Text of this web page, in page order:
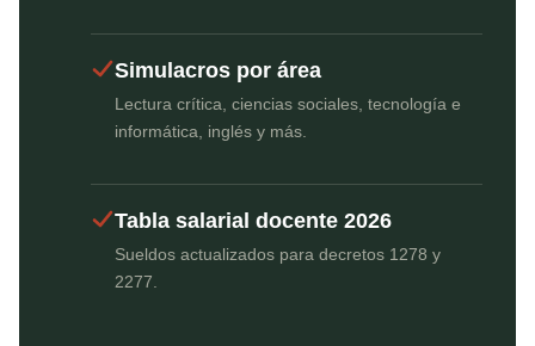
Simulacros por área
Lectura crítica, ciencias sociales, tecnología e
informática, inglés y más.
Tabla salarial docente 2026
Sueldos actualizados para decretos 1278 y
2277.